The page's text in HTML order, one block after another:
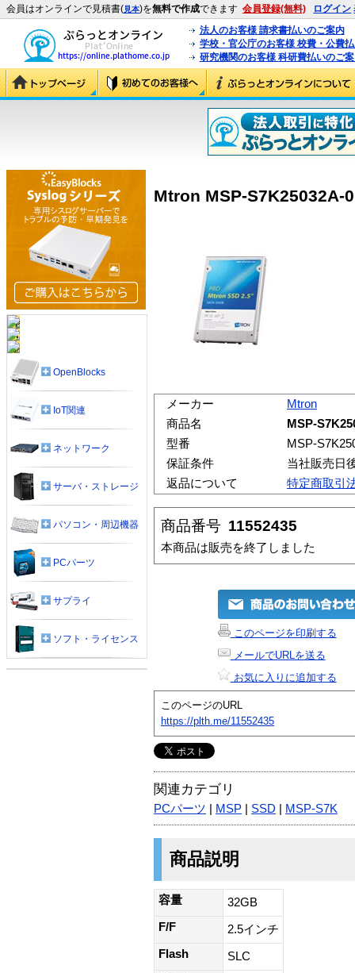
会員はオンラインで見積書(見本)を無料で作成できます 会員登録(無料) ログイン
法人のお客様 請求書払いのご案内
学校・官公庁のお客様 校費・公費
研究機関のお客様 科研費払いのご
Mtron MSP-S7K25032A-
メーカー
Mtron
商品名
MSP-
型番
MSP-
保証条件
当社販売日
返品について
特定商取引
商品番号 11552435
本商品は販売を終了しました
このページを印刷する
メールでURLを送る
お気に入りに追加する
このページのURL
https://plth.me/11552435
関連カテゴリ
PCパーツ MSP SSD MSP-S7K
商品説明
容量
32GB
F/F
2.5インチ
Flash
SLC
OpenBlocks
IoT関連
ネットワーク
サーバ・ストレージ
パソコン・周辺機器
PCパーツ
サプライ
ソフト・ライセンス